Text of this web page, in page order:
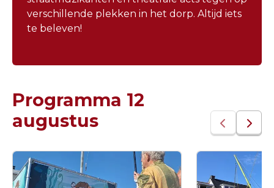
verschillende plekken in het dorp. Altijd iets
te beleven!
Programma 12
augustus